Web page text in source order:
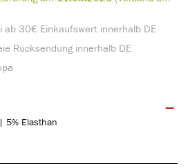
ab 30€ Einkaufswert innerhalb DE
Rücksendung innerhalb DE
Feinripp | 95% Baumwolle | 5% Elasthan